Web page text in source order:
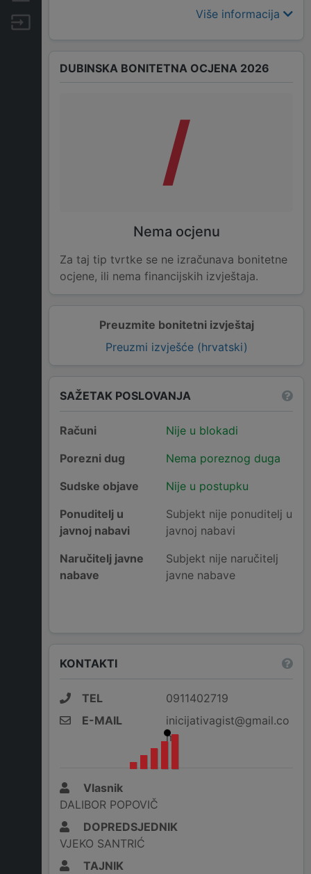
Više informacija
Preuzmite bonitetni izvještaj
Preuzmi izvješće (hrvatski)
DUBINSKA BONITETNA OCJENA 2026
/
Nema ocjenu
Za taj tip tvrtke se ne izračunava bonitetne
ocjene, ili nema financijskih izvještaja.
SAŽETAK POSLOVANJA
Računi
Nije u blokadi
Porezni dug
Nema poreznog duga
Sudske objave
Nije u postupku
Ponuditelj u
javnoj nabavi
Subjekt nije ponuditelj u
javnoj nabavi
Naručitelj javne
nabave
Subjekt nije naručitelj
javne nabave
KONTAKTI
TEL
0911402719
E-MAIL
inicijativagist@gmail.co
m
Vlasnik
DALIBOR POPOVIČ
DOPREDSJEDNIK
VJEKO SANTRIĆ
TAJNIK